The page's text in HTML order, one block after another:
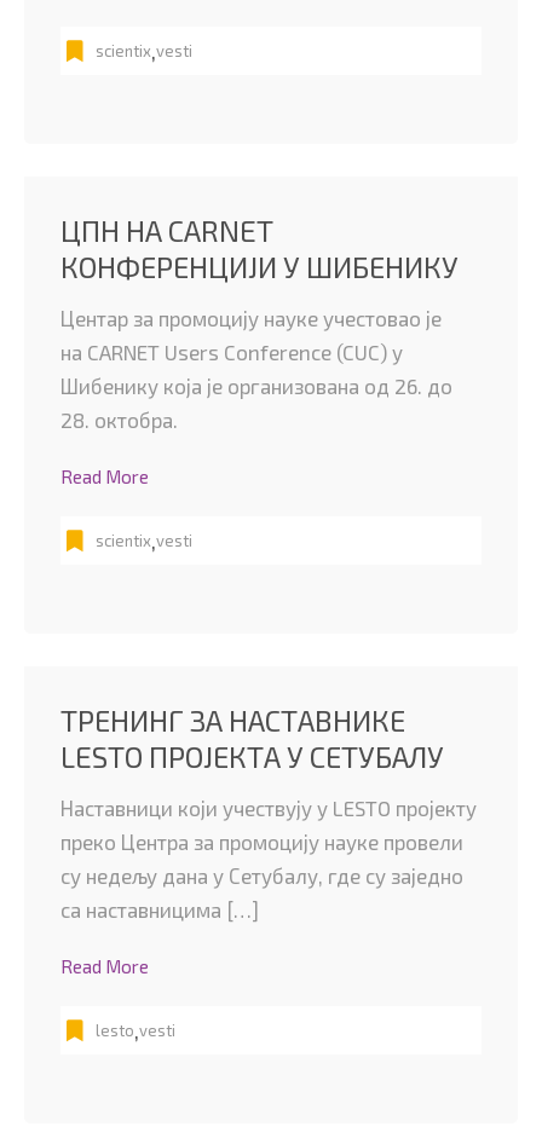
scientix,vesti
ЦПН НА CARNET
КОНФЕРЕНЦИЈИ У ШИБЕНИКУ
Центар за промоцију науке учестовао је
на CARNET Users Conference (CUC) у
Шибенику која је организована од 26. до
28. октобра.
Read More
scientix,vesti
ТРЕНИНГ ЗА НАСТАВНИКЕ
LESTO ПРОЈЕКТА У СЕТУБАЛУ
Наставници који учествују у LESTO пројекту
преко Центра за промоцију науке провели
су недељу дана у Сетубалу, где су заједно
са наставницима […]
Read More
lesto,vesti